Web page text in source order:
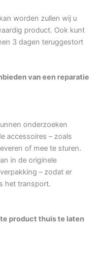
worden zullen wij u
product. Ook kunt
3 dagen teruggestort
van een reparatie
onderzoeken
accessoires – zoals
of mee te sturen.
in de originele
– zodat er
het transport.
product thuis te laten